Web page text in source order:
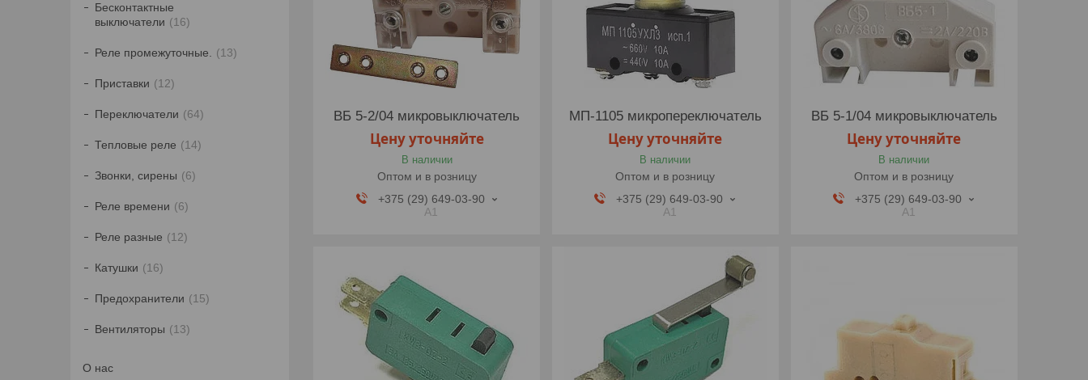
ВБ 5-2/04 микровыключатель
Цену уточняйте
В наличии
Оптом и в розницу
+375 (29) 649-03-90
A1
МП-1105 микропереключатель
Цену уточняйте
В наличии
Оптом и в розницу
+375 (29) 649-03-90
A1
ВБ 5-1/04 микровыключатель
Цену уточняйте
В наличии
Оптом и в розницу
+375 (29) 649-03-90
A1
Бесконтактные
выключатели
16
Реле промежуточные. 13
Приставки 12
Переключатели 64
Тепловые реле 14
Звонки, сирены 6
Реле времени 6
Реле разные 12
Катушки 16
Предохранители 15
Вентиляторы 13
О нас